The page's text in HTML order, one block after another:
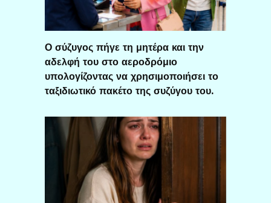
Ο σύζυγος πήγε τη μητέρα και την
αδελφή του στο αεροδρόμιο
υπολογίζοντας να χρησιμοποιήσει το
ταξιδιωτικό πακέτο της συζύγου του.